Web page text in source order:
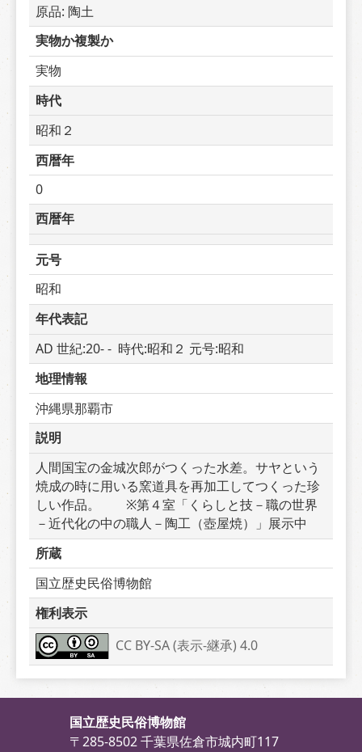
原品: 陶土
実物か複製か
実物
時代
昭和２
西暦年
0
西暦年
元号
昭和
年代表記
AD 世紀:20- -  時代:昭和２ 元号:昭和
地理情報
沖縄県那覇市
説明
人間国宝の金城次郎がつくった水差。サヤという
焼成の時に用いる窯道具を再加工してつくった珍
しい作品。　　※第４室「くらしと技－職の世界
－近代化の中の職人－陶工（壺屋焼）」展示中
所蔵
国立歴史民俗博物館
権利表示
CC BY-SA (表示-継承) 4.0
国立歴史民俗博物館
〒285-8502 千葉県佐倉市城内町117